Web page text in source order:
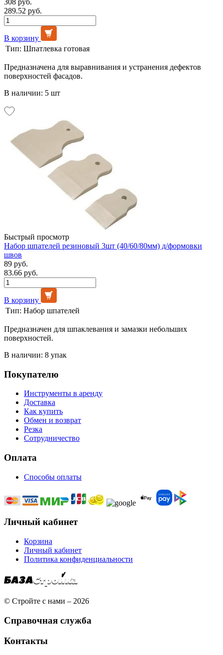
289.52 руб.
В корзину
Тип: Шпатлевка готовая
Предназначена для выравнивания и устранения дефектов
поверхностей фасадов.
В наличии: 5 шт
Быстрый просмотр
Набор шпателей резиновый 3шт (40/60/80мм) д/формовки
швов
89 руб.
83.66 руб.
В корзину
Тип: Набор шпателей
Предназначен для шпаклевания и замазки небольших
поверхностей.
В наличии: 8 упак
Покупателю
Инструменты в аренду
Доставка
Как купить
Обмен и возврат
Резка
Сотрудничество
Оплата
Способы оплаты
Личный кабинет
Корзина
Личный кабинет
Политика конфиденциальности
© Стройте с нами – 2026
Справочная служба
Контакты